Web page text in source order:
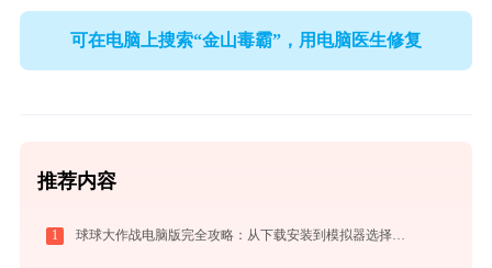
可在电脑上搜索“金山毒霸”，用电脑医生修复
推荐内容
1 球球大作战电脑版完全攻略：从下载安装到模拟器选择，大屏冲分指南